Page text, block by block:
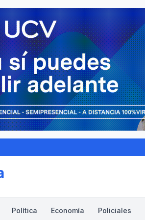
Política Economía Policiales